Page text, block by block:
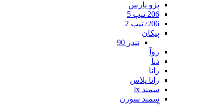
پژو پارس
206 تیپ 5
206/ تیپ 2
پیکان
تندر 90
روآ
دنا
رانا
رانا پلاس
سمند lx
سمند سورن